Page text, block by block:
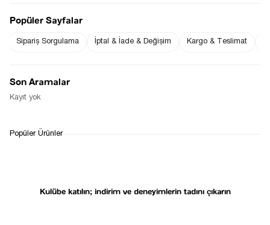
Kulübe katılın; indirim ve deneyimlerin tadını çıkarın
Popüler Sayfalar
Sipariş Sorgulama İptal & İade & Değişim Kargo & Teslimat
Son Aramalar
Kayıt yok
Popüler Ürünler